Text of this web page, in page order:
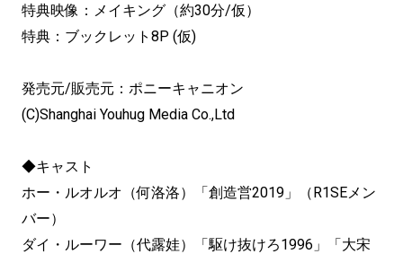
特典映像：メイキング（約30分/仮）
特典：ブックレット8P (仮)
発売元/販売元：ポニーキャニオン
(C)Shanghai Youhug Media Co.,Ltd
◆キャスト
ホー・ルオルオ（何洛洛）「創造営2019」（R1SEメン
バー）
ダイ・ルーワー（代露娃）「駆け抜けろ1996」「大宋